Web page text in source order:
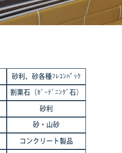
砂利、砂各種ﾌﾚｺﾝﾊﾟｯｸ
割栗石（ｶﾞｰﾃﾞﾆﾝｸﾞ石）
砂利
砂・山砂
コンクリート製品